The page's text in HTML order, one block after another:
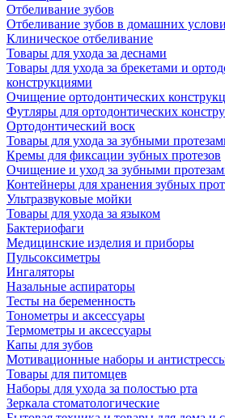
Отбеливание зубов
Отбеливание зубов в домашних
Клиническое отбеливание
Товары для ухода за деснами
Товары для ухода за брекетами и
конструкциями
Очищение ортодонтических
Футляры для ортодонтических
Ортодонтический воск
Товары для ухода за зубными
Кремы для фиксации зубных протезов
Очищение и уход за зубными
Контейнеры для хранения зубных
Ультразвуковые мойки
Товары для ухода за языком
Бактериофаги
Медицинские изделия и приборы
Пульсоксиметры
Ингаляторы
Назальные аспираторы
Тесты на беременность
Тонометры и аксессуары
Термометры и аксессуары
Капы для зубов
Мотивационные наборы и
Товары для питомцев
Наборы для ухода за полостью рта
Зеркала стоматологические